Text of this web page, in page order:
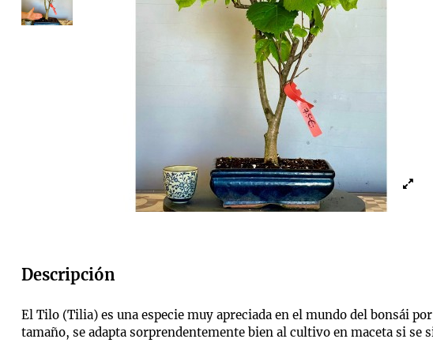
Descripción
El Tilo (Tilia) es una especie muy apreciada en el mundo del bonsái
tamaño, se adapta sorprendentemente bien al cultivo en maceta si se